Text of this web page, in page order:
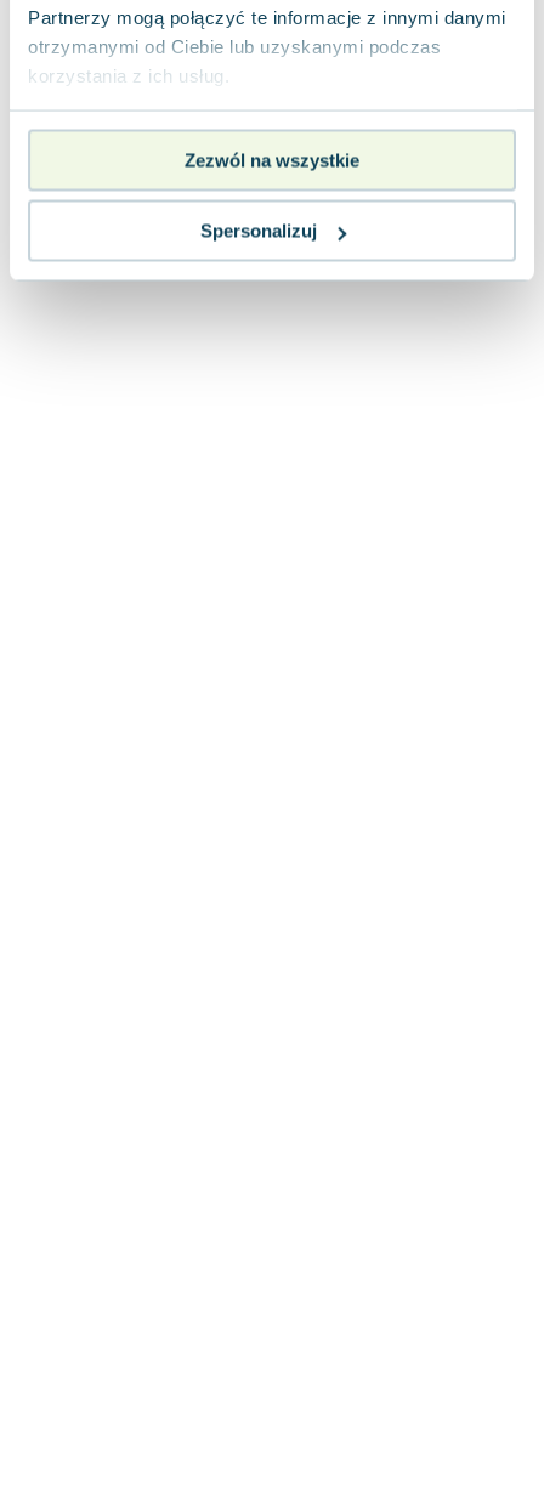
Partnerzy mogą połączyć te informacje z innymi danymi
otrzymanymi od Ciebie lub uzyskanymi podczas
korzystania z ich usług.
Zezwól na wszystkie
Spersonalizuj
12.81złtaniej o5.83zł